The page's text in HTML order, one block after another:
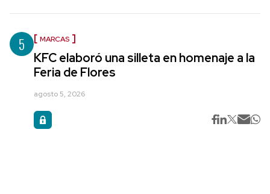
5 MARCAS
KFC elaboró una silleta en homenaje a la
Feria de Flores
agosto 5, 2026